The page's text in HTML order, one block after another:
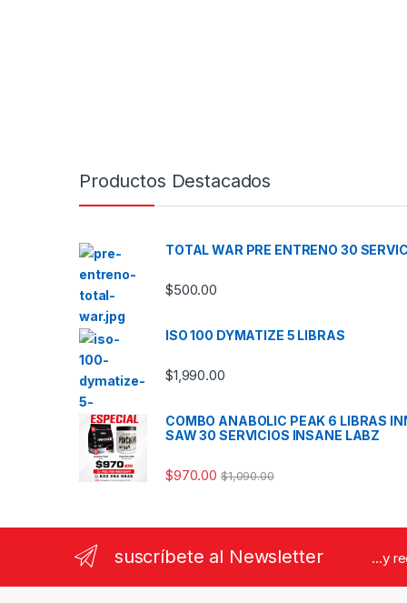
Productos Destacados
TOTAL WAR PRE ENTRENO 30
$500.00
ISO 100 DYMATIZE 5 LIBRAS
$1,990.00
COMBO ANABOLIC PEAK 6 LIBRAS
SAW 30 SERVICIOS INSANE LABZ
$970.00 $1,090.00
suscríbete al Newsletter ...y